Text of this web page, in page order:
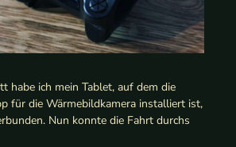
habe ich mein Tablet, auf dem die
für die Wärmebildkamera installiert ist,
Nun konnte die Fahrt durchs